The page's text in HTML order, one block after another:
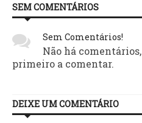
SEM COMENTÁRIOS
Sem Comentários!
Não há
primeiro a comentar.
DEIXE UM COMENTÁRIO